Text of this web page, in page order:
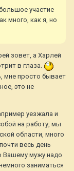
участие
много, как я, но
зовет, а Харлей
в глаза.
мне просто бывает
это не
уезжала и
на работу, мы
области, много
весь день
Вашему мужу надо
заниматься